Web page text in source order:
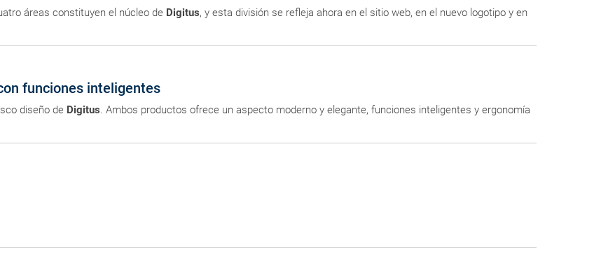
áreas constituyen el núcleo de Digitus, y esta división se refleja ahora en el sitio web, en el nuevo logotipo y en
funciones inteligentes
diseño de Digitus. Ambos productos ofrece un aspecto moderno y elegante, funciones inteligentes y ergonomía